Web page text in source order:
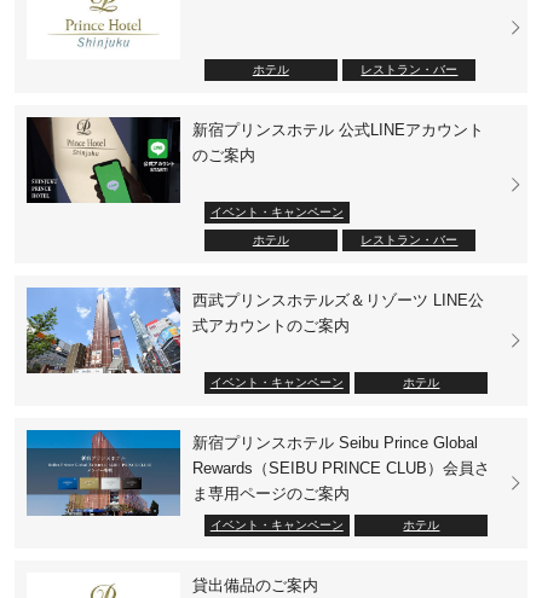
ホテル レストラン・バー
新宿プリンスホテル 公式LINEアカウント
のご案内
イベント・キャンペーン
ホテル レストラン・バー
西武プリンスホテルズ＆リゾーツ LINE公
式アカウントのご案内
イベント・キャンペーン ホテル
新宿プリンスホテル Seibu Prince Global
Rewards（SEIBU PRINCE CLUB）会員さ
ま専用ページのご案内
イベント・キャンペーン ホテル
貸出備品のご案内